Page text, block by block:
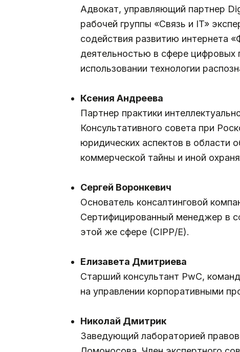
Адвокат, управляющий партнер
рабочей группы «Связь и IT»
содействия развитию интернета
деятельностью в сфере цифровых
использовании технологии
Ксения Андреева
Партнер практики
Консультативного совета при
юридических аспектов в области
коммерческой тайны и иной
Сергей Воронкевич
Основатель консалтинговой
Сертифицированный менеджер в
этой же сфере (CIPP/E).
Елизавета Дмитриева
Старший консультант PwC,
на управлении корпоративными
Николай Дмитрик
Заведующий лабораторией